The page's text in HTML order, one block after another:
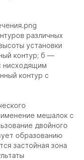
различных
установки
контур; б —
нисходящим
контур с
мешалок с
двойного
образованию
застойная зона